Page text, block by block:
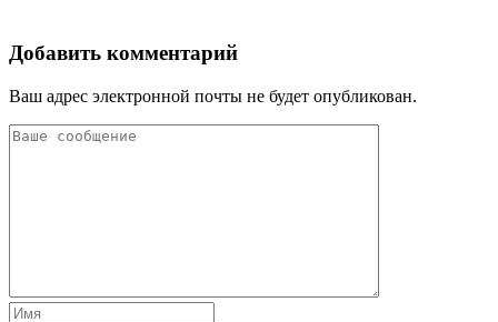
Добавить комментарий
Ваш адрес электронной почты не будет опубликован.